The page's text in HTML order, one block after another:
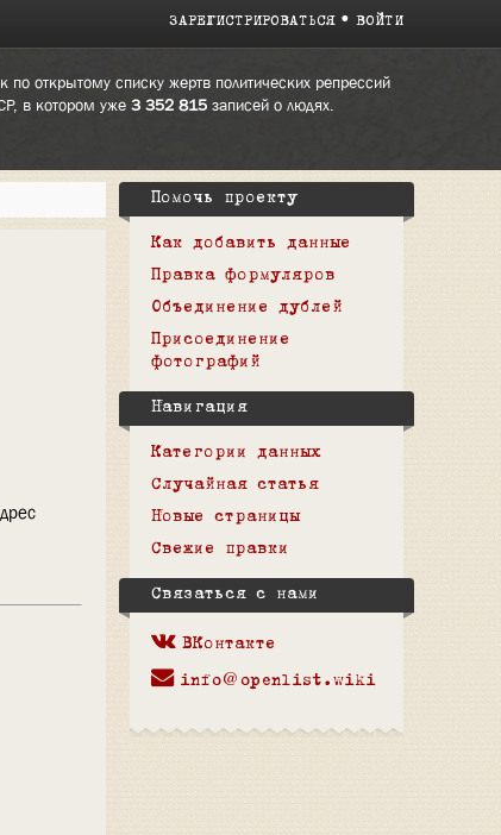
ЗАРЕГИСТРИРОВАТЬСЯ ВОЙТИ
по открытому списку жертв политических репрессий
в котором уже 3 352 815записей о людях.
Помочь проекту
Как добавить данные
Правка формуляров
Объединение дублей
Присоединение
фотографий
Навигация
Категории данных
Случайная статья
Новые страницы
Свежие правки
Связаться с нами
ВКонтакте
info@openlist.wiki